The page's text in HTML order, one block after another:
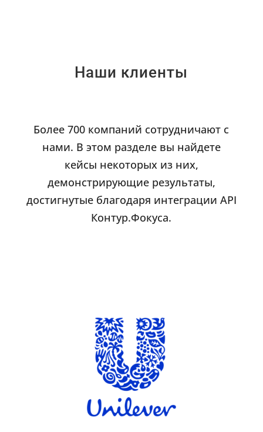
Наши клиенты
Более 700 компаний сотрудничают с
нами. В этом разделе вы найдете
кейсы некоторых из них,
демонстрирующие результаты,
достигнутые благодаря интеграции API
Контур.Фокуса.